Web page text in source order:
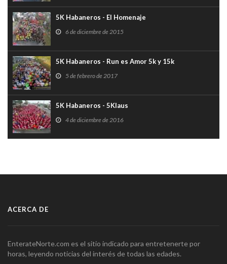
5K Habaneros - El Homenaje
6 de diciembre de 2015
5K Habaneros - Run es Amor 5k y 15k
5 de febrero de 2017
5K Habaneros - 5Klaus
4 de diciembre de 2016
ACERCA DE
EnterateNorte.com es el sitio indicado para entretenerte por
horas, leyendo noticias del interés de todas las edades.